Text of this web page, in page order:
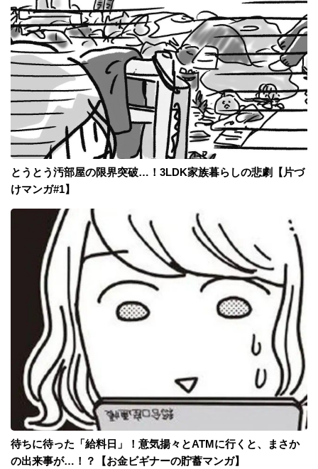
とうとう汚部屋の限界突破…！3LDK家族暮らしの悲劇【片づ
けマンガ#1】
待ちに待った「給料日」！意気揚々とATMに行くと、まさか
の出来事が…！？【お金ビギナーの貯蓄マンガ】